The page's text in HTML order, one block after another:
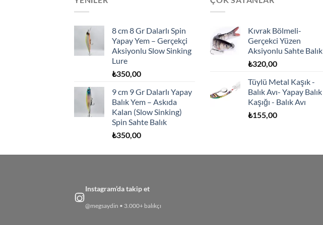
8 cm 8 Gr Dalarlı Spin
Yapay Yem – Gerçekçi
Aksiyonlu Slow Sinking
Lure
₺350,00
9 cm 9 Gr Dalarlı Yapay
Balık Yem – Askıda
Kalan (Slow Sinking)
Spin Sahte Balık
₺350,00
Kıvrak Bölmeli-
Gerçekci Yüzen
Aksiyonlu Sahte Balık
₺320,00
Tüylü Metal Kaşık -
Balık Avı- Yapay Balık
Kaşığı - Balık Avı
₺155,00
Instagram’da takip et
@megsaydin • 3.000+ balıkçı